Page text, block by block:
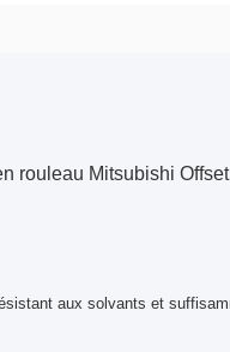
rouleau Mitsubishi
aux solvants et